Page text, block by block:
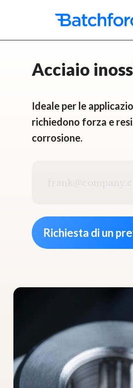
main
Acciaio
Ideale per le
richiedono forza e
corrosione.
aziendale*